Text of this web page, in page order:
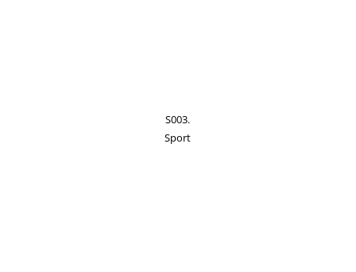
S003.
Sport